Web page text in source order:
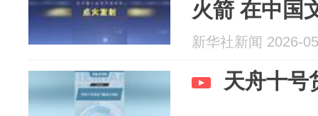
火箭 在中国
发射
新华社新闻 2026-
天舟十号